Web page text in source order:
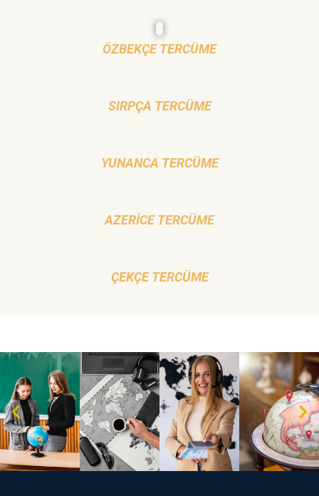
ÖZBEKÇE TERCÜME
SIRPÇA TERCÜME
YUNANCA TERCÜME
AZERICE TERCÜME
ÇEKÇE TERCÜME